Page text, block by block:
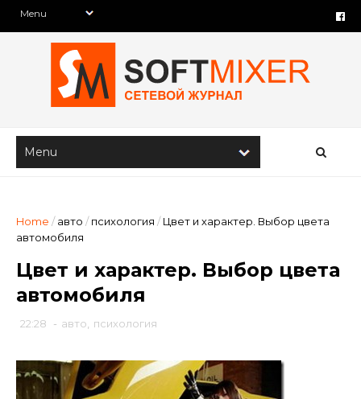
Home / авто / психология / Цвет и характер. Выбор цвета
автомобиля
Цвет и характер. Выбор цвета
автомобиля
22:28 - авто психология